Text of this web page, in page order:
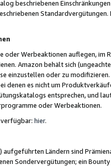
beschriebenen
oder Werbeaktionen auflegen,
Amazon behält sich
einzustellen oder zu
denen es nicht um
entsprechen, und
oder Werbeaktionen.
hier.
aufgeführten Ländern sind
Sondervergütungen; ein